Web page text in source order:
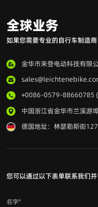
全球业务
如果您需要专业的自行车制造商
金华市来登电动科技有限
+0086-0579-88660785 (
中国浙江省金华市兰溪游
德国地址：林瑟勒斯街
您可以通过以下表单联系我们
名字*